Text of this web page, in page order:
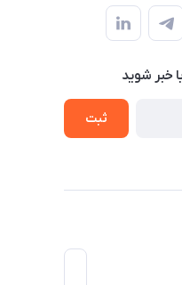
خبر شوید
ثبت